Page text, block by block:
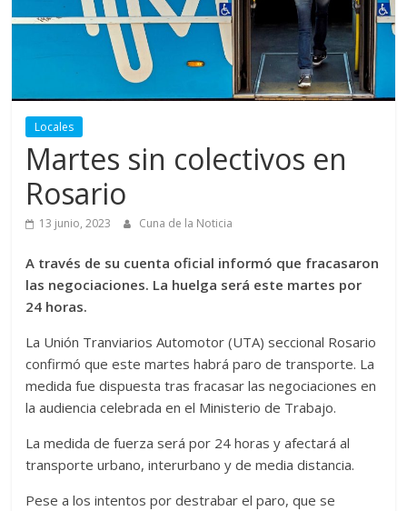
Locales
Martes sin colectivos en
Rosario
13 junio, 2023 Cuna de la Noticia
A través de su cuenta oficial informó que fracasaron
las negociaciones. La huelga será este martes por
24 horas.
La Unión Tranviarios Automotor (UTA) seccional Rosario
confirmó que este martes habrá paro de transporte. La
medida fue dispuesta tras fracasar las negociaciones en
la audiencia celebrada en el Ministerio de Trabajo.
La medida de fuerza será por 24 horas y afectará al
transporte urbano, interurbano y de media distancia.
Pese a los intentos por destrabar el paro, que se